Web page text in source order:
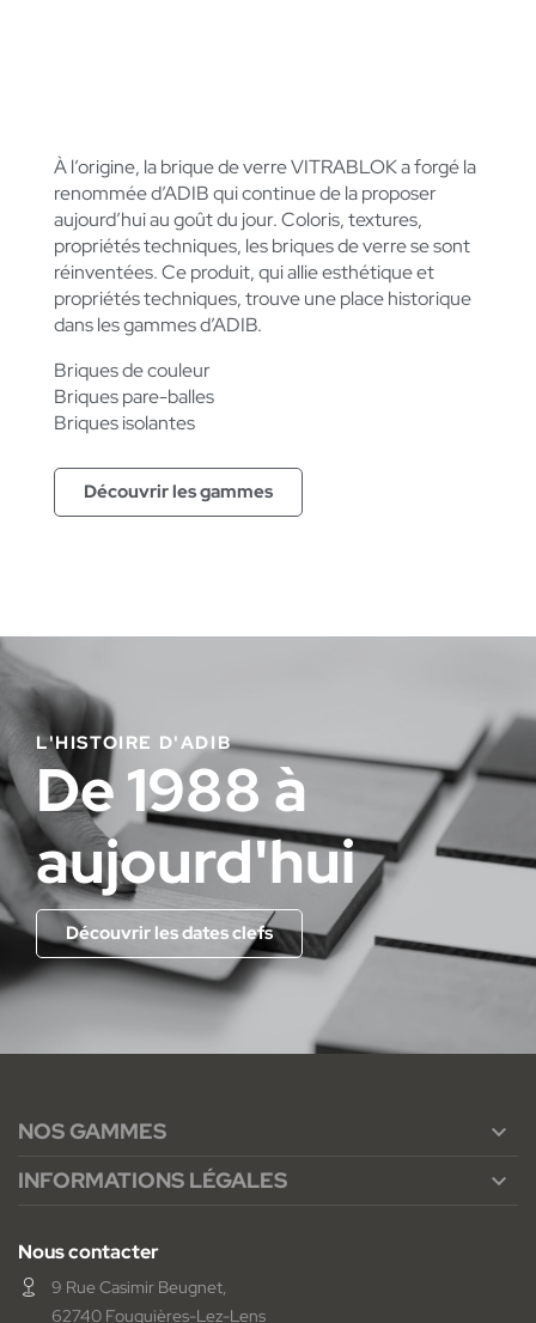
À l’origine, la brique de verre VITRABLOK a forgé la
renommée d’ADIB qui continue de la proposer
aujourd’hui au goût du jour.Coloris, textures,
propriétés techniques, les briques de verre se sont
réinventées. Ce produit, qui allie esthétique et
propriétés techniques, trouve une place historique
dans les gammes d’ADIB.
Briques de couleur
Briques pare-balles
Briques isolantes
Découvrir les gammes
L'HISTOIRE D'ADIB
De 1988 à
aujourd'hui
Découvrir les dates clefs
NOS GAMMES 
INFORMATIONS LÉGALES 
Nous contacter
9 Rue Casimir Beugnet,
62740 Fouquières-Lez-Lens